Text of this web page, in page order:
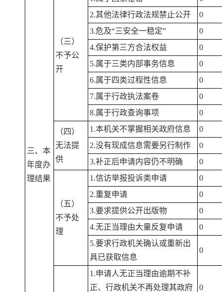
三、本
年度办
理结果
（三）
不予公
开
2.其他法律行政法规禁止公开
0
3.危及“三安全一稳定”
0
4.保护第三方合法权益
0
5.属于三类内部事务信息
0
6.属于四类过程性信息
0
7.属于行政执法案卷
0
8.属于行政查询事项
0
（四）
无法提
供
1.本机关不掌握相关政府信息
0
2.没有现成信息需要另行制作
0
3.补正后申请内容仍不明确
0
（五）
不予处
理
1.信访举报投诉类申请
0
2.重复申请
0
3.要求提供公开出版物
0
4.无正当理由大量反复申请
0
5.要求行政机关确认或重新出
具已获取信息
0
1.申请人无正当理由逾期不补
正、行政机关不再处理其政府
0